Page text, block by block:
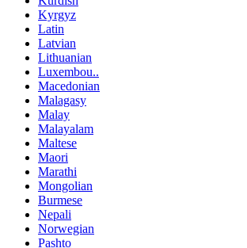
Kyrgyz
Latin
Latvian
Lithuanian
Luxembou..
Macedonian
Malagasy
Malay
Malayalam
Maltese
Maori
Marathi
Mongolian
Burmese
Nepali
Norwegian
Pashto